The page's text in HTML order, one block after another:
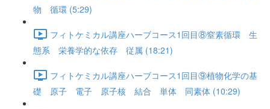
物 循環 (5:29)
フィトケミカル講座ハーブコース1回目⑧窒素循環 生
態系 栄養学的な依存 従属 (18:21)
フィトケミカル講座ハーブコース1回目⑨植物化学の基
礎 原子 電子 原子核 結合 単体 同素体 (10:29)